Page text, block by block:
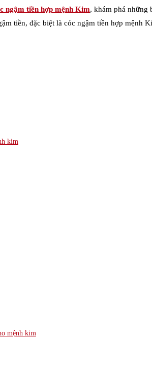
ngậm tiền hợp mệnh Kim, khám phá những
tiền, đặc biệt là cóc ngậm tiền hợp mệnh
kim
mệnh kim